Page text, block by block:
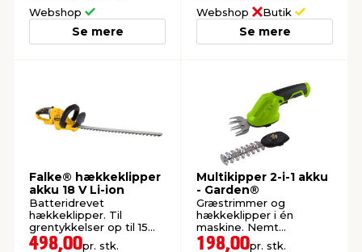
Webshop
Se mere
Webshop Butik
Se mere
Falke® hækkeklipper
akku 18 V Li-ion
Batteridrevet
hækkeklipper. Til
grentykkelser op til 15
mm. Sværdlængde: 55
498,00pr. stk.
Multikipper 2-i-1 akku
- Garden®
Græstrimmer og
hækkeklipper i én
maskine. Nemt
klingeskifte. Inkl. batteri
198,00pr. stk.